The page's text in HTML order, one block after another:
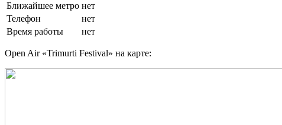
Ближайшее метро нет
Телефон
нет
Время работы
нет
Open Air «Trimurti Festival» на карте: